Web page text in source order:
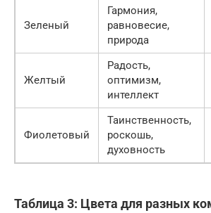
Зеленый
Гармония,
равновесие,
природа
Желтый
Радость,
оптимизм,
интеллект
Фиолетовый
Таинственность,
роскошь,
духовность
Таблица 3: Цвета для разных